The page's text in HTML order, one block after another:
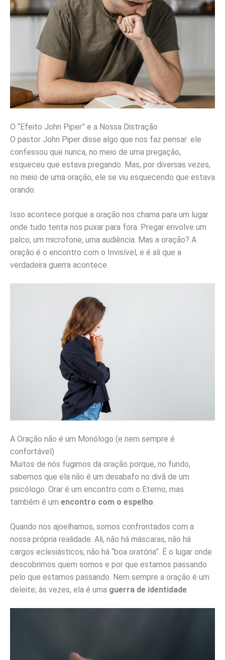
O “Efeito John Piper” e a Nossa Distração
O pastor John Piper disse algo que nos faz pensar: ele
confessou que nunca, no meio de uma pregação,
esqueceu que estava pregando. Mas, por diversas vezes,
no meio de uma oração, ele se viu esquecendo que estava
orando.
Isso acontece porque a oração nos chama para um lugar
onde tudo tenta nos puxar para fora. Pregar envolve um
palco, um microfone, uma audiência. Mas a oração? A
oração é o encontro com o Invisível, e é ali que a
verdadeira guerra acontece.
A Oração não é um Monólogo (e nem sempre é
confortável)
Muitos de nós fugimos da oração porque, no fundo,
sabemos que ela não é um desabafo no divã de um
psicólogo. Orar é um encontro com o Eterno, mas
também é um encontro com o espelho.
Quando nos ajoelhamos, somos confrontados com a
nossa própria realidade. Ali, não há máscaras, não há
cargos eclesiásticos, não há “boa oratória”. É o lugar onde
descobrimos quem somos e por que estamos passando
pelo que estamos passando. Nem sempre a oração é um
deleite; às vezes, ela é uma guerra de identidade.